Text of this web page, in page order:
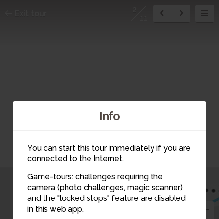
Info
You can start this tour immediately if you are
connected to the Internet.
Game-tours: challenges requiring the
camera (photo challenges, magic scanner)
and the "locked stops" feature are disabled
in this web app.
1
2